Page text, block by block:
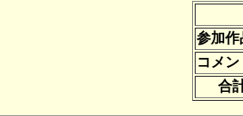
参加作
コメン
合